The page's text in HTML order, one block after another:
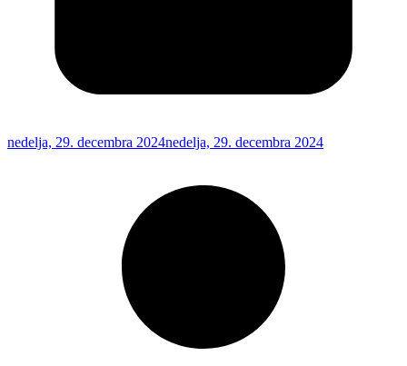
nedelja, 29. decembra 2024nedelja, 29. decembra 2024